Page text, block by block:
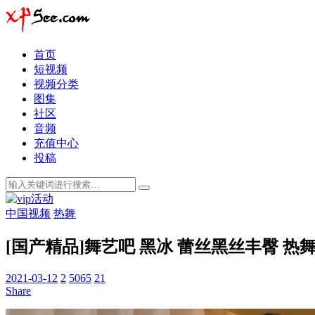
首页
短视频
视频分类
图集
社区
音频
充值中心
投稿
中国视频 热舞
[国产精品]舞艺吧 黑冰 蕾丝黑丝丰臀 热
2021-03-12 2 5065 21
Share